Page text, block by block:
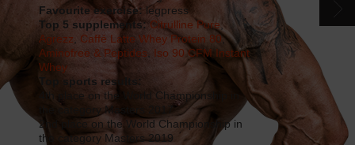
CONTACT
CATALOG
Favourite exercise: legpress
Top 5 supplements: Citrulline Pure,
Agrezz
Caffé Latte Whey Protein 80,
Aminofree & Peptides
Iso 90 CFM Instant
Whey
Top sports results:
4th place on the World Championship in
the category Masters 2017
2nd place on the World Championship in
the category Masters 2019